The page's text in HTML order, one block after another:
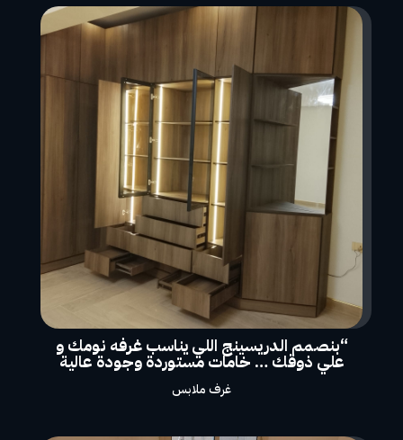
“بنصمم الدريسينج اللي يناسب غرفه نومك و
علي ذوقك … خامات مستوردة وجودة عالية
غرف ملابس